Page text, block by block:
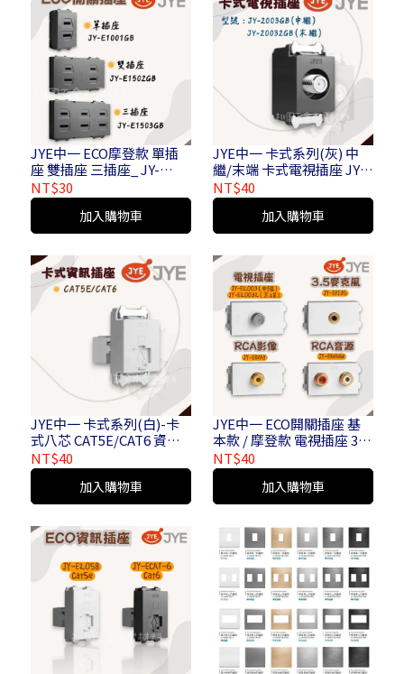
JYE中一 ECO摩登款 單插
座 雙插座 三插座_ JY-
E1001 GB JY-E1502 GB JY-
E1503 GB
NT$30
加入購物車
JYE中一 卡式系列(灰) 中
繼/末端 卡式電視插座 JY-
2003GB
NT$40
加入購物車
JYE中一 卡式系列(白)-卡
式八芯 CAT5E/CAT6 資訊
插座
NT$40
加入購物車
JYE中一 ECO開關插座 基
本款 / 摩登款 電視插座 3.5
麥克風 RCA影像 RCA音源 _
JY-E2003 GB JY-EPJ35 GB
JY-ERCAY GB JY-ERCARW
GB
NT$40
加入購物車